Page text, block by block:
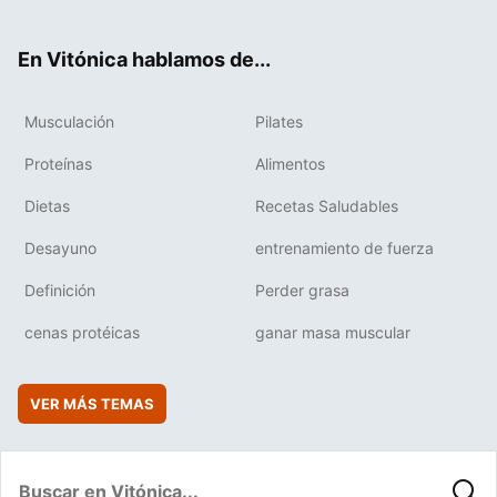
En Vitónica hablamos de...
Musculación Pilates
Proteínas Alimentos
Dietas Recetas Saludables
Desayuno entrenamiento de fuerza
Definición Perder grasa
cenas protéicas ganar masa muscular
VER MÁS TEMAS